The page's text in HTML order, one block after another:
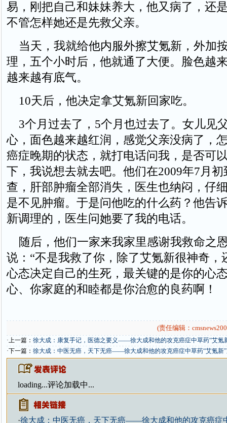
易，刚把自己和妹妹养大，他又病了，还
不管怎样她还是先救父亲。
当天，我就给他内服外擦艾氪新，外加
理，五个小时后，他就通了大便。脸色越
越来越有底气。
10天后，他决定拿艾氪新回家吃。
3个月过去了，5个月也过去了。女儿见
心，面色越来越红润，感觉父亲没病了，
癌症晚期的状态，就打电话问我，是否可
下，我说想去就去吧。他们在2009年7月初
查，肝部肿瘤全部消失，医生也纳闷，仔
是不见肿瘤。于是问他吃的什么药？他告
新调理的，医生问她要了我的电话。
随后，他们一家来我家里感谢我救命之
说：“不是我救了你，除了艾氪新很神奇，
心态决定自己的生死，最关键的是你的心
心、你家庭的和睦都是你治愈的良药啊！
(责任编辑：
·上一篇： 徐大成：康复手记，医德之要义——徐大成和他的攻克癌症中草药“艾氪
·下一篇： 徐大成：中医无癌，天下无癌——徐大成和他的攻克癌症中草药“艾氪新
loading...评论加载中...
·徐大成：中医无癌，天下无癌——徐大成和他的攻克癌症